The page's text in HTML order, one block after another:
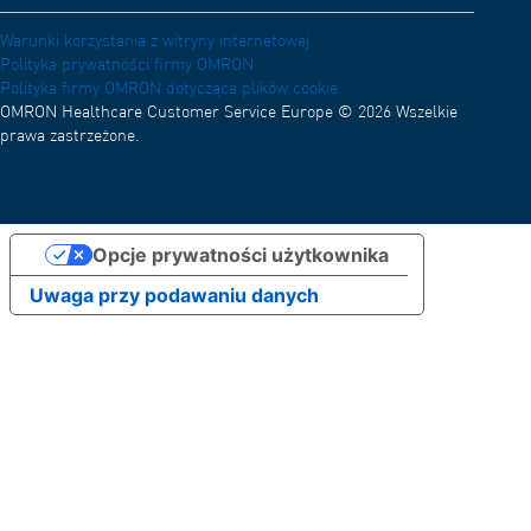
Warunki korzystania z witryny internetowej
Polityka prywatności firmy OMRON
Polityka firmy OMRON dotycząca plików cookie
OMRON Healthcare Customer Service Europe © 2026 Wszelkie
prawa zastrzeżone.
Uwaga przy podawaniu danych
Opcje prywatności użytkownika